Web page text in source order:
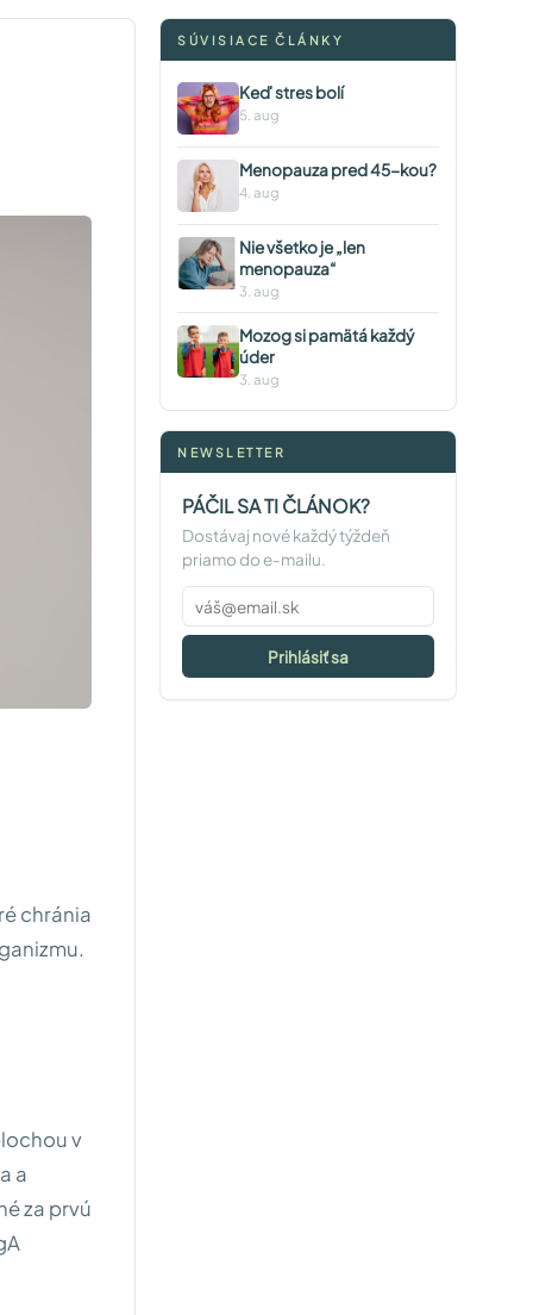
chránia
v
a
za prvú
SÚVISIACE ČLÁNKY
Keď stres bolí
5. aug
Menopauza pred 45-kou?
4. aug
Nie všetko je „len
menopauza“
3. aug
Mozog si pamätá každý
úder
3. aug
NEWSLETTER
PÁČIL SA TI ČLÁNOK?
Dostávaj nové každý týždeň
priamo do e-mailu.
Prihlásiť sa